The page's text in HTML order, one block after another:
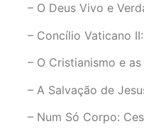
– O Deus Vivo e
– Concílio Vaticano
– O Cristianismo e
– A Salvação de
– Num Só Corpo: